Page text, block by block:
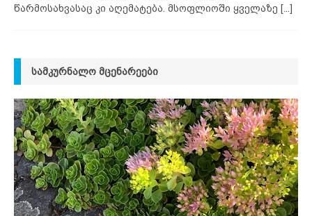
წარმოსახვასაც კი აღემატება. მსოფლიოში ყველაზე [...]
ᲡᲐᲛᲙᲣᲠᲜᲐᲚᲝ ᲛᲪᲔᲜᲐᲠᲔᲔᲑᲘ